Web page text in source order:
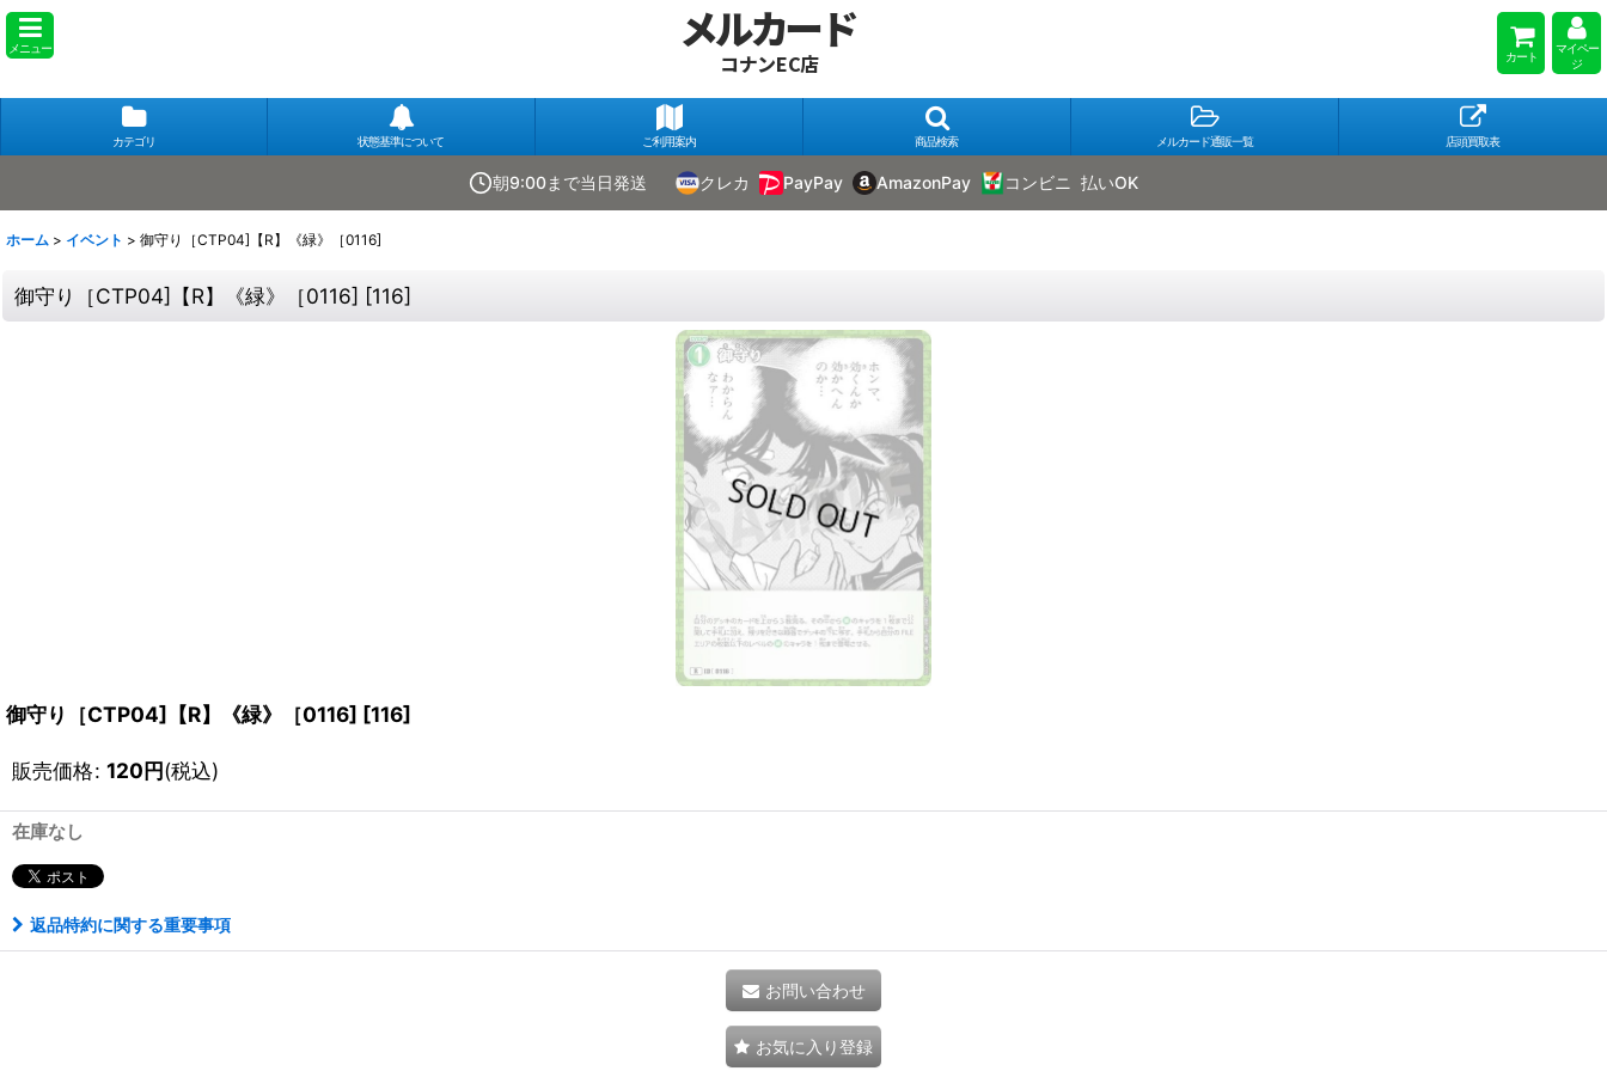
メニュー メルカード
コナンEC店 カート
マイペー
ジ
カテゴリ 状態基準について ご利用案内 商品検索 メルカード通販一覧 店頭買取表
朝9:00まで当日発送 クレカ PayPay AmazonPay コンビニ 払いOK
ホーム > イベント > 御守り［CTP04]【R】《緑》［0116]
御守り［CTP04]【R】《緑》［0116] [116]
御守り［CTP04]【R】《緑》［0116] [116]
販売価格: 120円(税込)
在庫なし
返品特約に関する重要事項
お問い合わせ
お気に入り登録